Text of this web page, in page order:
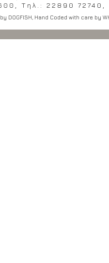
Tηλ.: 22890 72740,
DOGFISH , Hand Coded with care by